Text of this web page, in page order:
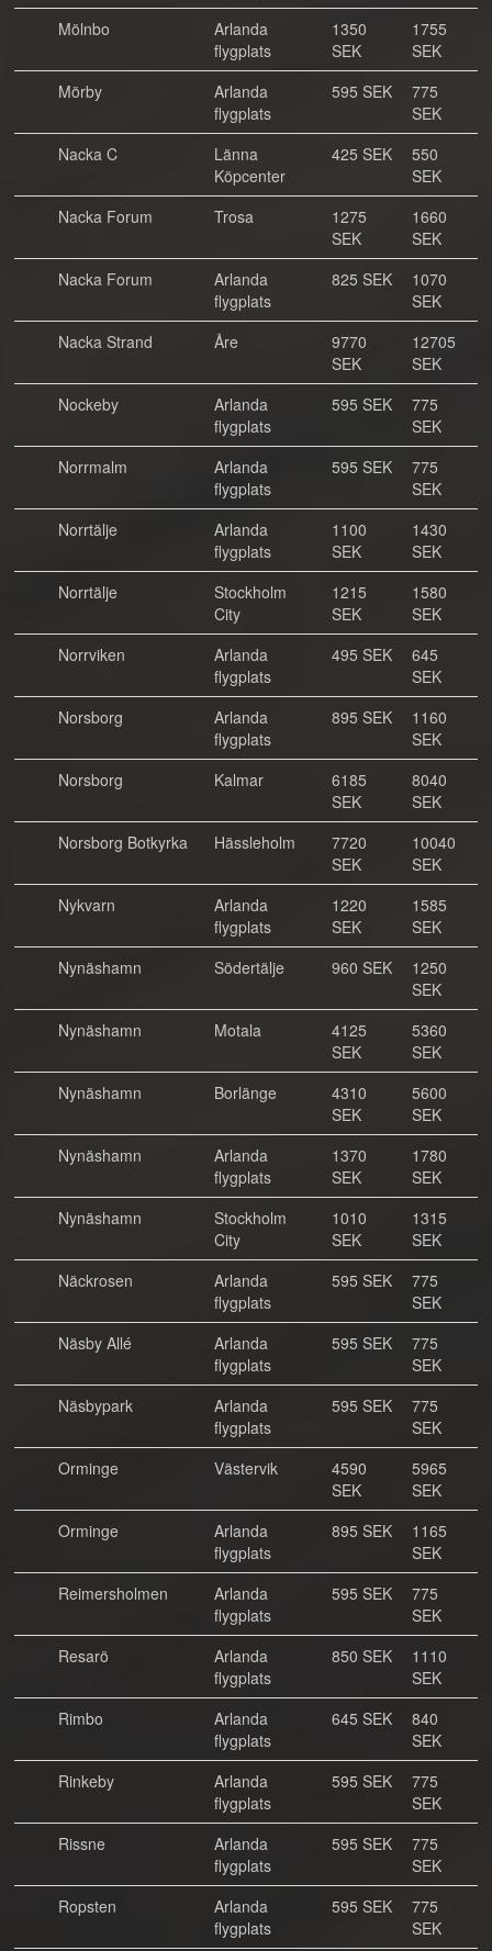
Mölnbo
Arlanda
flygplats
1350
SEK
1755
SEK
Mörby
Arlanda
flygplats
595 SEK
775
SEK
Nacka C
Länna
Köpcenter
425 SEK
550
SEK
Nacka Forum
Trosa
1275
SEK
1660
SEK
Nacka Forum
Arlanda
flygplats
825 SEK
1070
SEK
Nacka Strand
Åre
9770
SEK
12705
SEK
Nockeby
Arlanda
flygplats
595 SEK
775
SEK
Norrmalm
Arlanda
flygplats
595 SEK
775
SEK
Norrtälje
Arlanda
flygplats
1100
SEK
1430
SEK
Norrtälje
Stockholm
City
1215
SEK
1580
SEK
Norrviken
Arlanda
flygplats
495 SEK
645
SEK
Norsborg
Arlanda
flygplats
895 SEK
1160
SEK
Norsborg
Kalmar
6185
SEK
8040
SEK
Norsborg Botkyrka
Hässleholm
7720
SEK
10040
SEK
Nykvarn
Arlanda
flygplats
1220
SEK
1585
SEK
Nynäshamn
Södertälje 960 SEK
1250
SEK
Nynäshamn
Motala
4125
SEK
5360
SEK
Nynäshamn
Borlänge
4310
SEK
5600
SEK
Nynäshamn
Arlanda
flygplats
1370
SEK
1780
SEK
Nynäshamn
Stockholm
City
1010
SEK
1315
SEK
Näckrosen
Arlanda
flygplats
595 SEK
775
SEK
Näsby Allé
Arlanda
flygplats
595 SEK
775
SEK
Näsbypark
Arlanda
flygplats
595 SEK
775
SEK
Orminge
Västervik
4590
SEK
5965
SEK
Orminge
Arlanda
flygplats
895 SEK
1165
SEK
Reimersholmen
Arlanda
flygplats
595 SEK
775
SEK
Resarö
Arlanda
flygplats
850 SEK
1110
SEK
Rimbo
Arlanda
flygplats
645 SEK
840
SEK
Rinkeby
Arlanda
flygplats
595 SEK
775
SEK
Rissne
Arlanda
flygplats
595 SEK
775
SEK
Ropsten
Arlanda
flygplats
595 SEK
775
SEK